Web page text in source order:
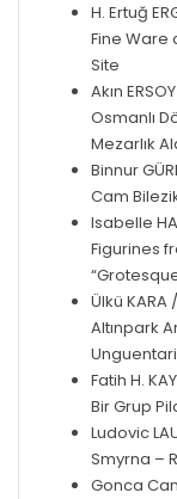
H. Ertuğ
Fine Ware
Site
Akın
Osmanlı
Mezarlık
Binnur
Cam
Isabelle
Figurines
Ülkü KARA
Altınpark
Fatih H.
Bir Grup
Ludovic
Smyrna –
Gonca